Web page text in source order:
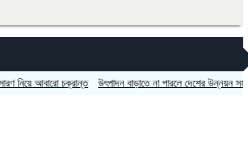
আবারো চক্রান্ত
উৎপাদন বাড়াতে না পারলে দেশের উন্নয়ন সম্ভব নয়: